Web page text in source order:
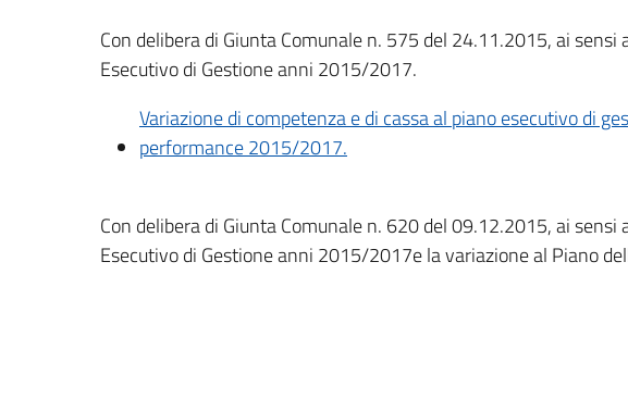
Con delibera di Giunta Comunale n. 575 del 24.11.2015, ai
Esecutivo di Gestione anni 2015/2017.
Variazione di competenza e di cassa al piano esecutivo di
performance 2015/2017.
Con delibera di Giunta Comunale n. 620 del 09.12.2015, ai
Esecutivo di Gestione anni 2015/2017e la variazione al Piano